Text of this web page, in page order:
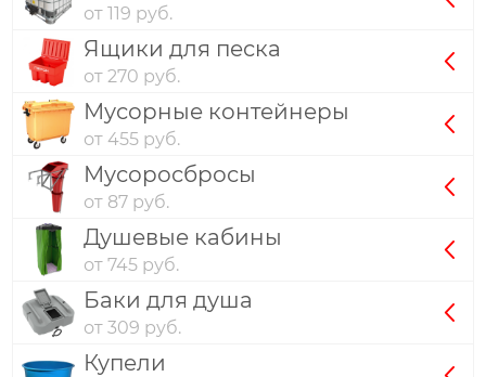
от 119 руб.
Ящики для песка
от 270 руб.
Мусорные контейнеры
от 455 руб.
Мусоросбросы
от 87 руб.
Душевые кабины
от 745 руб.
Баки для душа
от 309 руб.
Купели